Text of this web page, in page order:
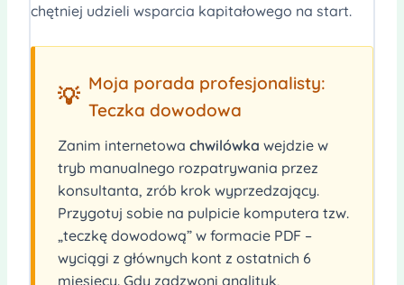
chętniej udzieli wsparcia kapitałowego na start.
💡 Moja porada profesjonalisty:
Teczka dowodowa
Zanim internetowa chwilówka wejdzie w
tryb manualnego rozpatrywania przez
konsultanta, zrób krok wyprzedzający.
Przygotuj sobie na pulpicie komputera tzw.
„teczkę dowodową” w formacie PDF –
wyciągi z głównych kont z ostatnich 6
miesięcy. Gdy zadzwoni analityk,